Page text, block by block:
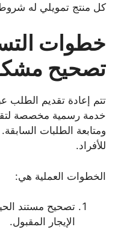
كل منتج تمويلي له
خطوات
تصحيح
تتم إعادة تقديم
خدمة رسمية مخصصة
ومتابعة الطلبات
للأفراد.
الخطوات العملية هي:
تصحيح مستند
الإيجار المقبول.